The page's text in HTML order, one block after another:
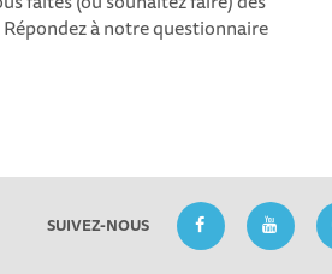
à notre questionnaire
SUIVEZ-NOUS